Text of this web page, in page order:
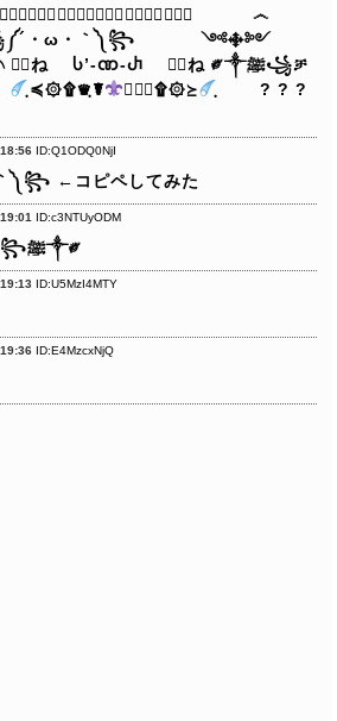
⃟⃤⃟⃤⃟為⃟⃤⃟⃤⃟⃟無⃟⃤⃟能⃟⃤
෴
・ω・｀༽꧂ ༺࿇༻
死⃢ね Ⴑ’-ဏ-Ⴐ 死⃢ね ༗༒ﷺ꧁ቻ
ฺ≼۞۩♛ฺ☤ ☤♛ฺ۩۞≽
? ? ?
ID:Q1ODQ0NjI
←コピペしてみた
ID:c3NTUyODM
༗༒ﷺ꧁ቻﾝቻﾝ꧂ﷺ༒༗
ID:U5MzI4MTY
ID:E4MzcxNjQ